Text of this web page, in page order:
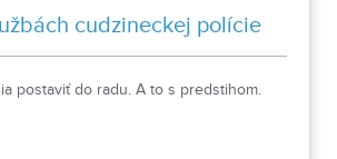
cudzineckej polície
postaviť do radu. A to s predstihom.